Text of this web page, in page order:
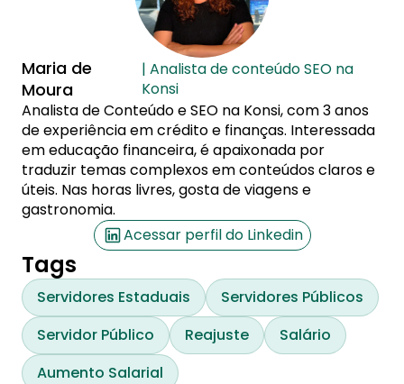
Maria de
Moura
| Analista de conteúdo SEO na
Konsi
Analista de Conteúdo e SEO na Konsi, com 3 anos
de experiência em crédito e finanças. Interessada
em educação financeira, é apaixonada por
traduzir temas complexos em conteúdos claros e
úteis. Nas horas livres, gosta de viagens e
gastronomia.
Acessar perfil do Linkedin
Tags
Servidores Estaduais
Servidores Públicos
Servidor Público
Reajuste
Salário
Aumento Salarial